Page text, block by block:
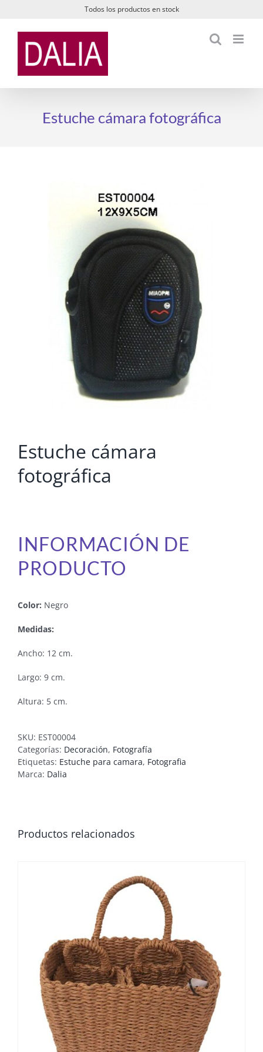
contenido
Todos los productos en stock
Estuche cámara fotográfica
Estuche cámara
fotográfica
INFORMACIÓN DE
PRODUCTO
Color: Negro
Medidas:
Ancho: 12 cm.
Largo: 9 cm.
Altura: 5 cm.
SKU: EST00004
Categorías: Decoración, Fotografía
Etiquetas: Estuche para camara, Fotografia
Marca: Dalia
Productos relacionados